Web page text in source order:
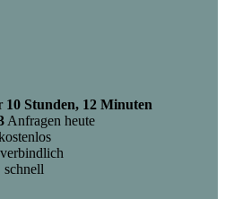
10 Stunden, 12 Minuten
Anfragen heute
schnell